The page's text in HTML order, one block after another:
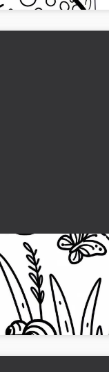
svampen: Enkel
en svamp. Ladda ner